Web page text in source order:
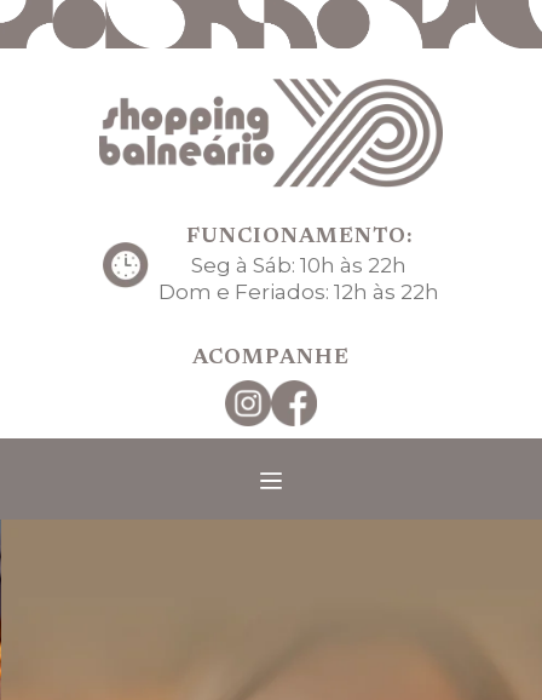
FUNCIONAMENTO:
Seg à Sáb: 10h às 22h
Dom e Feriados: 12h às 22h
ACOMPANHE